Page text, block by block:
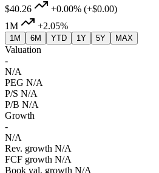
$40.26 +0.00% (+$0.00)
1M
+2.05%
1M 6M YTD 1Y 5Y MAX
Valuation
-
N/A
PEG N/A
P/S N/A
P/B N/A
Growth
-
N/A
Rev. growth N/A
FCF growth N/A
Book val. growth N/A